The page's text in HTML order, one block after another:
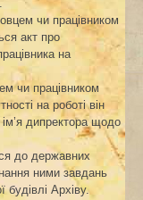
чи працівником
акт про
на
чи працівником
на роботі він
дипректора щодо
до державних
ними завдань
Архіву.